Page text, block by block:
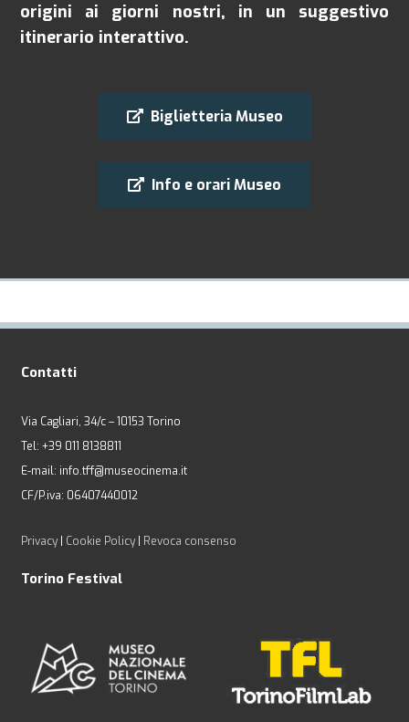
origini ai giorni nostri, in un suggestivo
itinerario interattivo.
Biglietteria Museo
Info e orari Museo
Contatti
Via Cagliari, 34/c – 10153 Torino
Tel: +39 011 8138811
E-mail: info.tff@museocinema.it
CF/P.iva: 06407440012
Privacy| Cookie Policy| Revoca consenso
Torino Festival